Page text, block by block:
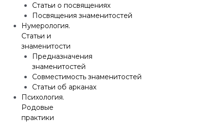
Статьи о посвящениях
Посвящения знаменитостей
Нумерология.
Статьи и
знаменитости
Предназначения
знаменитостей
Совместимость знаменитостей
Статьи об арканах
Психология.
Родовые
практики